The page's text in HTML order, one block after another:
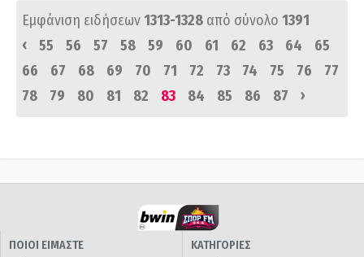
Εμφάνιση ειδήσεων1313-1328 από σύνολο 1391
‹
55 56 57 58 59 60 61 62 63 64
65
66
67 68 69 70 71 72 73 74 75 76
77
78
79 80 81 82 83 84 85 86 87 ›
ΠΟΙΟΙ ΕΙΜΑΣΤΕ
ΚΑΤΗΓΟΡΙΕΣ